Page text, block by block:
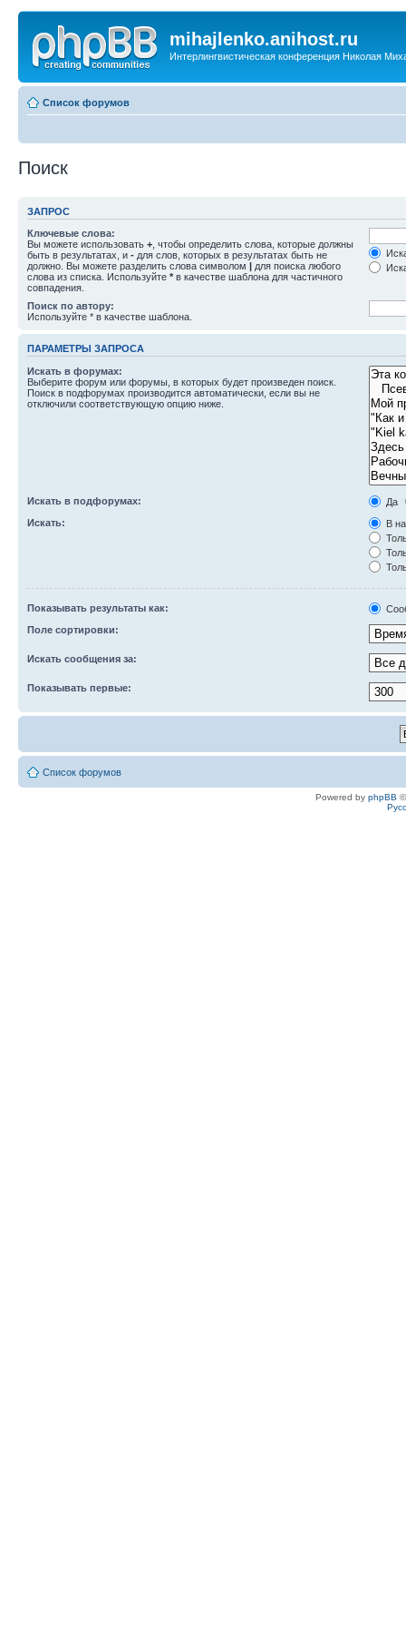
mihajlenko.anihost.ru
Интерлингвистическая конференция Николая
Список форумов
Поиск
ЗАПРОС
Ключевые слова:
Вы можете использовать + , чтобы определить слова, которые должны
быть в результатах, и - для слов, которых в результатах быть не
должно. Вы можете разделить слова символом | для поиска любого
слова из списка. Используйте * в качестве шаблона для частичного
совпадения.
Поиск по автору:
Используйте * в качестве шаблона.
ПАРАМЕТРЫ ЗАПРОСА
Искать в форумах:
Выберите форум или форумы, в которых будет произведен поиск.
Поиск в подфорумах производится автоматически, если вы не
отключили соответствующую опцию ниже.
Искать в подфорумах:
Да
Искать:
В
Показывать результаты как:
Поле сортировки:
Искать сообщения за:
Показывать первые:
Список форумов
Powered by phpBB